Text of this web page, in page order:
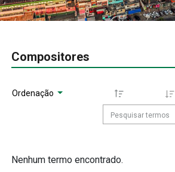
Compositores
Ordenação
Nenhum termo encontrado.